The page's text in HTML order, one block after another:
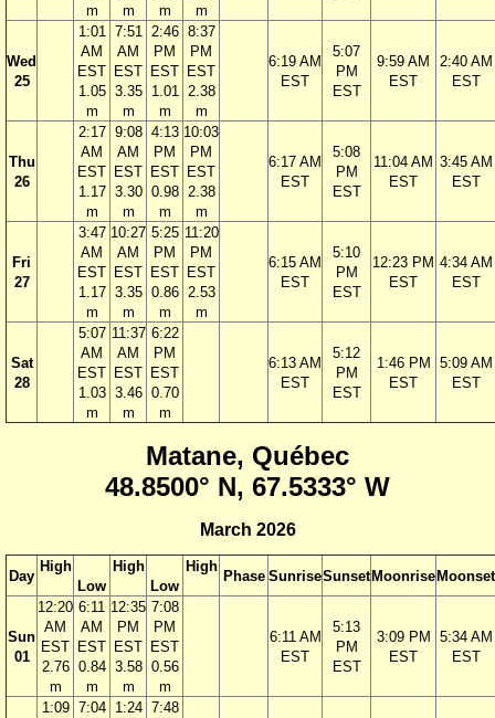
m
m
m
m
Wed
25
1:01
AM
EST
1.05
m
7:51
AM
EST
3.35
m
2:46
PM
EST
1.01
m
8:37
PM
EST
2.38
m
6:19 AM
EST
5:07
PM
EST
9:59 AM
EST
2:40 AM
EST
Thu
26
2:17
AM
EST
1.17
m
9:08
AM
EST
3.30
m
4:13
PM
EST
0.98
m
10:03
PM
EST
2.38
m
6:17 AM
EST
5:08
PM
EST
11:04 AM
EST
3:45 AM
EST
Fri
27
3:47
AM
EST
1.17
m
10:27
AM
EST
3.35
m
5:25
PM
EST
0.86
m
11:20
PM
EST
2.53
m
6:15 AM
EST
5:10
PM
EST
12:23 PM
EST
4:34 AM
EST
Sat
28
5:07
AM
EST
1.03
m
11:37
AM
EST
3.46
m
6:22
PM
EST
0.70
m
6:13 AM
EST
5:12
PM
EST
1:46 PM
EST
5:09 AM
EST
Matane, Québec
48.8500° N, 67.5333° W
March 2026
Day
High
Low
High
Low
High
Phase SunriseSunset Moonrise Moonset
Sun
01
12:20
AM
EST
2.76
m
6:11
AM
EST
0.84
m
12:35
PM
EST
3.58
m
7:08
PM
EST
0.56
m
6:11 AM
EST
5:13
PM
EST
3:09 PM
EST
5:34 AM
EST
1:09 7:04
1:24 7:48